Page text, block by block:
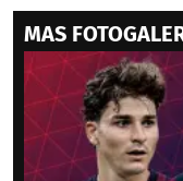
MAS